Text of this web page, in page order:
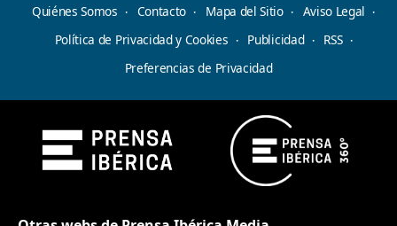
Quiénes Somos Contacto Mapa del Sitio
Aviso Legal
Política de Privacidad y Cookies
Publicidad
RSS
Preferencias de Privacidad